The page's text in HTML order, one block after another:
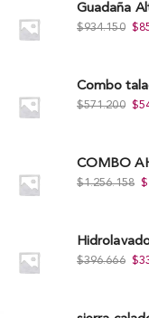
$934.150 $
$571.200 $
$1.256.158 $
$396.666 $